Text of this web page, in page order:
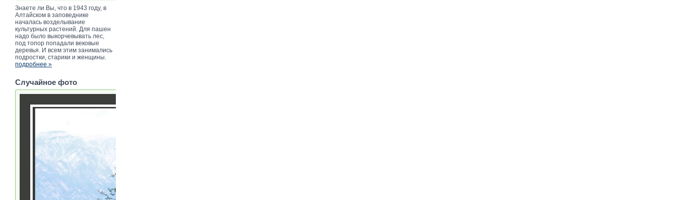
Знаете ли Вы, что в 1943 году, в
Алтайском в заповеднике
началась возделывание
культурных растений. Для пашен
надо было выкорчевывать лес,
под топор попадали вековые
деревья. И всем этим занимались
подростки, старики и женщины.
подробнее »
Случайное фото